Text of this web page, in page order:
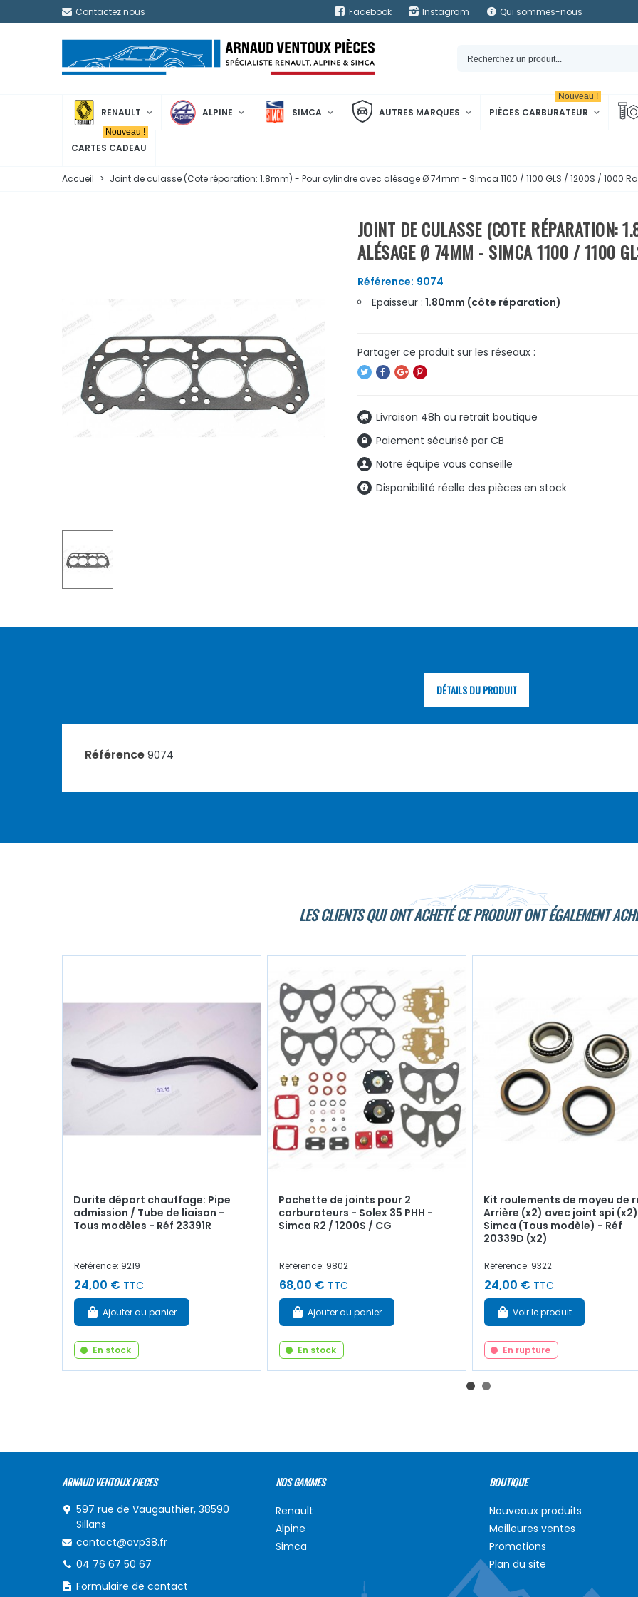
Contactez nous Facebook Instagram Qui sommes-nous
RENAULT ALPINE SIMCA AUTRES MARQUES PIÈCES CARBURATEUR
Nouveau !
CARTES CADEAU
Nouveau !
Accueil > Joint de culasse (Cote réparation: 1.8mm) - Pour cylindre avec alésage Ø 74mm - Simca 1100 / 1100 GLS / 1200S / 1000
JOINT DE CULASSE (COTE RÉPARATION:
ALÉSAGE Ø 74MM - SIMCA 1100 / 1100
Référence: 9074
Epaisseur : 1.80mm (côte réparation)
Livraison 48h ou retrait boutique
Paiement sécurisé par CB
Notre équipe vous conseille
Disponibilité réelle des pièces en stock
DÉTAILS DU PRODUIT
Référence 9074
LES CLIENTS QUI ONT ACHETÉ CE PRODUIT ONT ÉGALEMENT
Durite départ chauffage: Pipe
admission / Tube de liaison -
Tous modèles - Réf 23391R
Référence: 9219
24,00 € TTC
Ajouter au panier
En stock
Pochette de joints pour 2
carburateurs - Solex 35 PHH -
Simca R2 / 1200S / CG
Référence: 9802
68,00 € TTC
Ajouter au panier
En stock
Kit roulements de moyeu de
Arrière (x2) avec joint spi
Simca (Tous modèle) - Réf
20339D (x2)
Référence: 9322
24,00 € TTC
Voir le produit
En rupture
ARNAUD VENTOUX PIECES
597 rue de Vaugauthier, 38590
Sillans
contact@avp38.fr
04 76 67 50 67
Formulaire de contact
NOS GAMMES
Renault
Alpine
Simca
BOUTIQUE
Nouveaux produits
Meilleures ventes
Promotions
Plan du site